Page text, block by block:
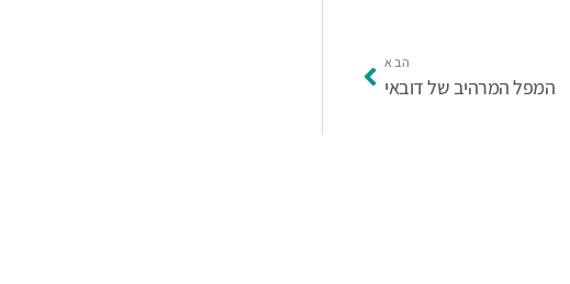
הבא
המפל המרהיב של דובאי